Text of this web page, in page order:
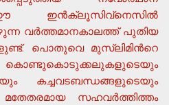
ഇന്‍ക്ലൂസിവ്നെസില്‍
വര്‍ത്തമാനകാലത്ത് പുതിയ
പൊതുവെ മുസ്ലിമിന്‍റെ
കൊണ്ടുകൊടുക്കലുകളുടെയും
കച്ചവടബന്ധങ്ങളുടെയും
മതേതരമായ സഹവര്‍ത്തിത്തം